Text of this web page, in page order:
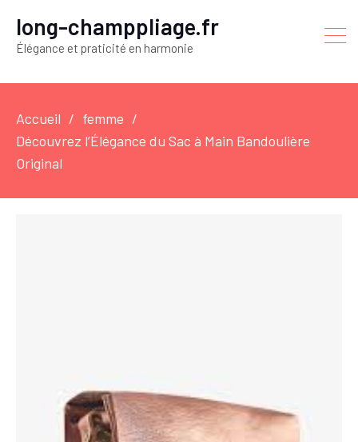
long-champpliage.fr
Élégance et praticité en harmonie
Accueil
femme
Découvrez l’Élégance du Sac à Main Bandoulière
Original